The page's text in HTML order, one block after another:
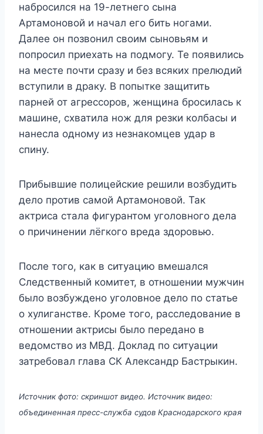
набросился на 19-летнего сына
Артамоновой и начал его бить ногами.
Далее он позвонил своим сыновьям и
попросил приехать на подмогу. Те появились
на месте почти сразу и без всяких прелюдий
вступили в драку. В попытке защитить
парней от агрессоров, женщина бросилась к
машине, схватила нож для резки колбасы и
нанесла одному из незнакомцев удар в
спину.
Прибывшие полицейские решили возбудить
дело против самой Артамоновой. Так
актриса стала фигурантом уголовного дела
о причинении лёгкого вреда здоровью.
После того, как в ситуацию вмешался
Следственный комитет, в отношении мужчин
было возбуждено уголовное дело по статье
о хулиганстве. Кроме того, расследование в
отношении актрисы было передано в
ведомство из МВД. Доклад по ситуации
затребовал глава СК Александр Бастрыкин.
Источник фото: скриншот видео. Источник видео:
объединенная пресс-служба судов Краснодарского края